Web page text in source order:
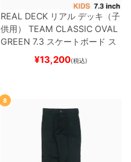
REAL DECK リアル デッキ（子
供用）
TEAM CLASSIC OVAL
GREEN 7.3 スケートボード ス
¥13,200(税込)
8